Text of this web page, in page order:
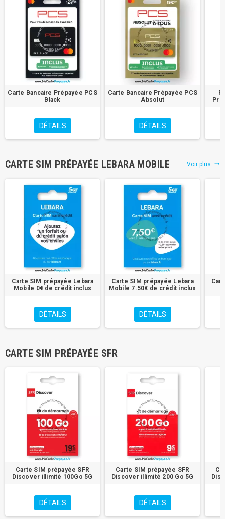
Carte Bancaire Prépayée PCS
Black
DÉTAILS
Carte Bancaire Prépayée PCS
Absolut
DÉTAILS
CARTE SIM PRÉPAYÉE LEBARA MOBILE Voir plus trending_flat
Carte SIM prépayée Lebara
Mobile 0€ de crédit inclus
DÉTAILS
Carte SIM prépayée Lebara
Mobile 7.50€ de crédit inclus
DÉTAILS
CARTE SIM PRÉPAYÉE SFR
Carte SIM prépayée SFR
Discover illimité 100Go 5G
DÉTAILS
Carte SIM prépayée SFR
Discover illimité 200 Go 5G
DÉTAILS